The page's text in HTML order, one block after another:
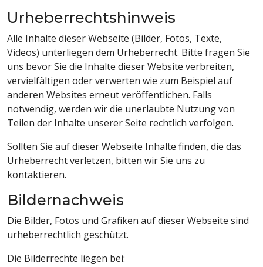
Urheberrechtshinweis
Alle Inhalte dieser Webseite (Bilder, Fotos, Texte,
Videos) unterliegen dem Urheberrecht. Bitte fragen Sie
uns bevor Sie die Inhalte dieser Website verbreiten,
vervielfältigen oder verwerten wie zum Beispiel auf
anderen Websites erneut veröffentlichen. Falls
notwendig, werden wir die unerlaubte Nutzung von
Teilen der Inhalte unserer Seite rechtlich verfolgen.
Sollten Sie auf dieser Webseite Inhalte finden, die das
Urheberrecht verletzen, bitten wir Sie uns zu
kontaktieren.
Bildernachweis
Die Bilder, Fotos und Grafiken auf dieser Webseite sind
urheberrechtlich geschützt.
Die Bilderrechte liegen bei: